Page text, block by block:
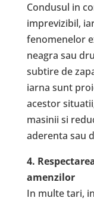
Condusul in
imprevizibil,
fenomenelor
neagra sau
subtire de
iarna sunt
acestor
masinii si
aderenta sau
4.
amenzilor
In multe tari,